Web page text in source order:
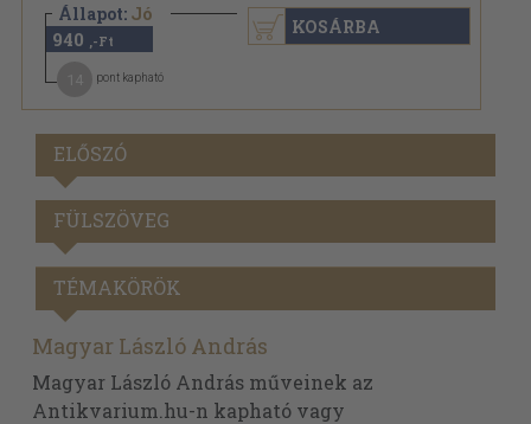
Állapot: Jó
940 ,-Ft
pont kapható
KOSÁRBA
ELŐSZÓ
FÜLSZÖVEG
TÉMAKÖRÖK
Magyar László András
Magyar László András műveinek az
Antikvarium.hu-n kapható vagy